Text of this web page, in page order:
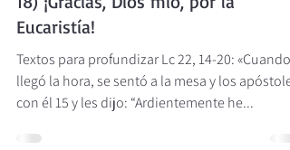
La vida espiritual en frases breves.
18) ¡Gracias, Dios mío, por la
Eucaristía!
Textos para profundizar Lc 22, 14-20: «Cuando
llegó la hora, se sentó a la mesa y los apóstoles
con él 15 y les dijo: “Ardientemente he...